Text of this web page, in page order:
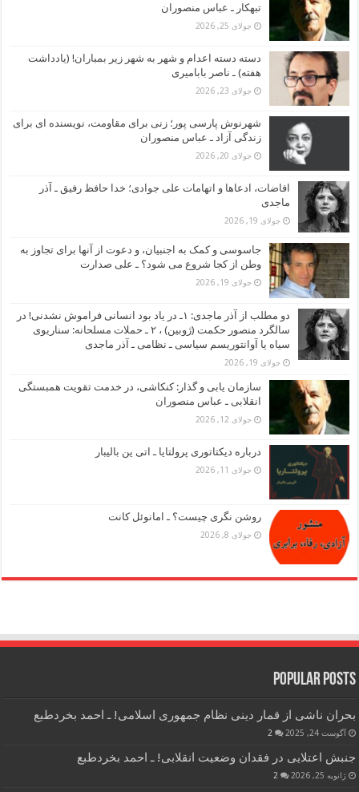
تبهکار ـ عباس منصوران
جولای 25, 2026
دسته دسته اعدام و شهر به شهر زیر بمباران! (یادداشت
هفته) ـ ناصر بابامیری
جولای 23, 2026
شهرنوش پارسی پور؛ زنی برای مقاومت، نویسنده ای برای
زندگی آزاد ـ عباس منصوران
جولای 20, 2026
افاضات، ادعاها و اتهامات علی جوادی؛ خدا حافظ رفیق ـ آذر
ماجدی
جولای 19, 2026
جاسوسی و کمک به اجنبیان، و دعوت از آنها برای تجاوز به
وطن از کجا شروع می شود؟ ـ علی صدارت
جولای 19, 2026
دو مطلب از آذر ماجدی: ۱ـ در یاد بود انسانی فراموش نشدنی! در
سالگرد منصور حکمت (ژوبین) ، ۲ ـ حملات مسلحانه: سناریوی
سیاه یا آوانتوریسم سیاسی ـ نظامی ـ آذر ماجدی
جولای 19, 2026
سازمان یابی و گذار: کنکاشی، در خدمت تقویت همبستگی
انقلابی ـ عباس منصوران
جولای 12, 2026
درباره دیکتاتوری پرولتایا ـ اتی ین بالیبار
جولای 11, 2026
روشن نگری چیست؟ ـ امانوئل کانت
جولای 8, 2026
Popular Posts
بحران ناشی از قمار دینی نظام جمهوری اسلامی! ـ احمد بخردطبع
آگوست 24, 2025 2
جنبش اعتلایی در فقدان وضعیت انقلابی! ـ احمد بخردطبع
ژانویه 25, 2026 2